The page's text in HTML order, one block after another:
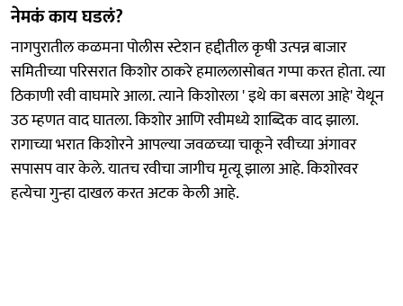
नेमकं काय घडलं?
नागपुरातील कळमना पोलीस स्टेशन हद्दीतील कृषी उत्पन्न बाजार
समितीच्या परिसरात किशोर ठाकरे हमाललासोबत गप्पा करत होता. त्या
ठिकाणी रवी वाघमारे आला. त्याने किशोरला ' इथे का बसला आहे' येथून
उठ म्हणत वाद घातला. किशोर आणि रवीमध्ये शाब्दिक वाद झाला.
रागाच्या भरात किशोरने आपल्या जवळच्या चाकूने रवीच्या अंगावर
सपासप वार केले. यातच रवीचा जागीच मृत्यू झाला आहे. किशोरवर
हत्येचा गुन्हा दाखल करत अटक केली आहे.